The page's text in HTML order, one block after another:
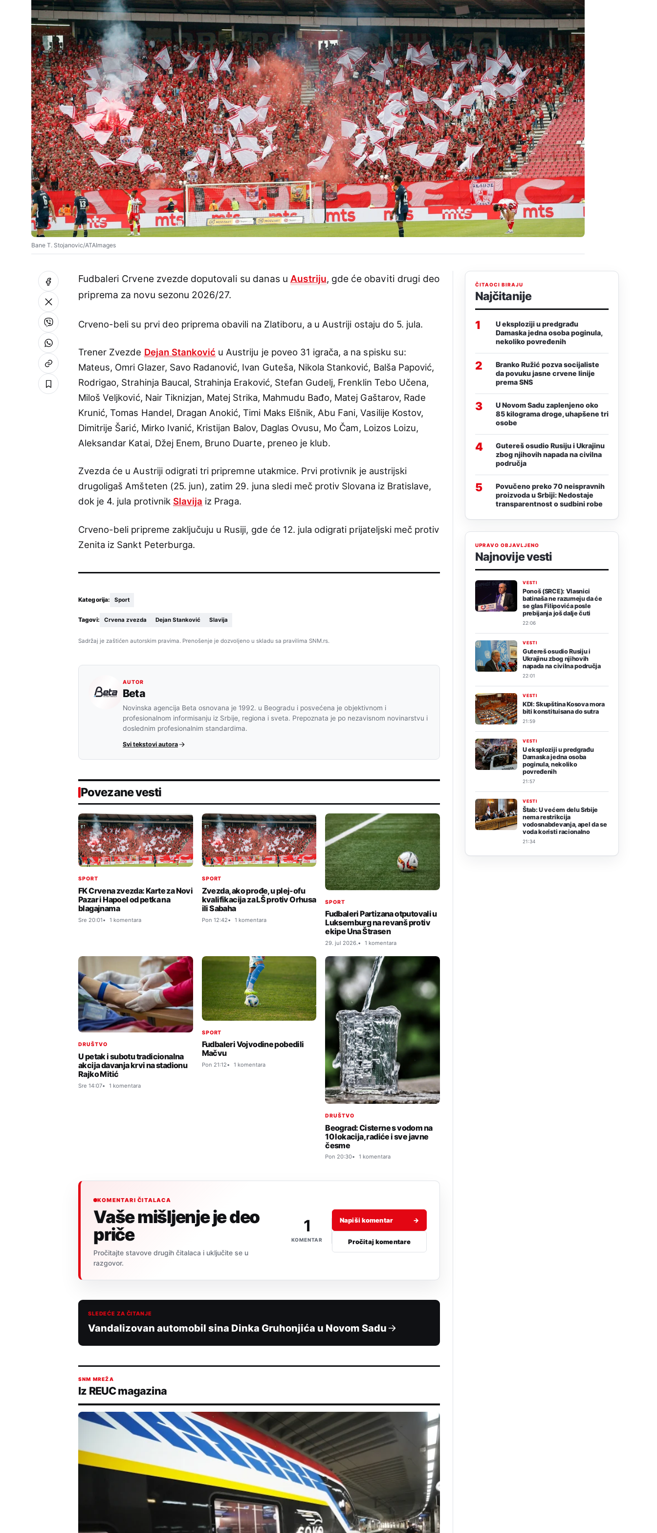
Bane T. Stojanovic/ATAImages
Fudbaleri Crvene zvezde doputovali su danas u Austriju, gde će obaviti drugi deo
priprema za novu sezonu 2026/27.
Crveno-beli su prvi deo priprema obavili na Zlatiboru, a u Austriji ostaju do 5. jula.
Trener Zvezde Dejan Stanković u Austriju je poveo 31 igrača, a na spisku su:
Mateus, Omri Glazer, Savo Radanović, Ivan Guteša, Nikola Stanković, Balša Papović,
Rodrigao, Strahinja Baucal, Strahinja Eraković, Stefan Gudelj, Frenklin Tebo Učena,
Miloš Veljković, Nair Tiknizjan, Matej Strika, Mahmudu Bađo, Matej Gaštarov, Rade
Krunić, Tomas Handel, Dragan Anokić, Timi Maks Elšnik, Abu Fani, Vasilije Kostov,
Dimitrije Šarić, Mirko Ivanić, Kristijan Balov, Daglas Ovusu, Mo Čam, Loizos Loizu,
Aleksandar Katai, Džej Enem, Bruno Duarte, preneo je klub.
Zvezda će u Austriji odigrati tri pripremne utakmice. Prvi protivnik je austrijski
drugoligaš Amšteten (25. jun), zatim 29. juna sledi meč protiv Slovana iz Bratislave,
dok je 4. jula protivnik Slavija iz Praga.
Crveno-beli pripreme zaključuju u Rusiji, gde će 12. jula odigrati prijateljski meč protiv
Zenita iz Sankt Peterburga.
Kategorija: Sport
Tagovi: Crvena zvezda Dejan Stanković Slavija
Sadržaj je zaštićen autorskim pravima. Prenošenje je dozvoljeno u skladu sa pravilima SNM.rs.
AUTOR
Beta
Novinska agencija Beta osnovana je 1992. u Beogradu i posvećena je objektivnom i
profesionalnom informisanju iz Srbije, regiona i sveta. Prepoznata je po nezavisnom novinarstvu i
doslednim profesionalnim standardima.
Svi tekstovi autora
Povezane vesti
SPORT
FK Crvena zvezda: Karte za Novi
Pazar i Hapoel od petka na
blagajnama
Sre 20:01 1 komentara
SPORT
Zvezda, ako prođe, u plej-ofu
kvalifikacija za LŠ protiv Orhusa
ili Sabaha
Pon 12:42 1 komentara
SPORT
Fudbaleri Partizana otputovali u
Luksemburg na revanš protiv
ekipe Una Štrasen
29. jul 2026. 1 komentara
DRUŠTVO
U petak i subotu tradicionalna
akcija davanja krvi na stadionu
Rajko Mitić
Sre 14:07 1 komentara
SPORT
Fudbaleri Vojvodine pobedili
Mačvu
Pon 21:12 1 komentara
DRUŠTVO
Beograd: Cisterne s vodom na
10 lokacija, radiće i sve javne
česme
Pon 20:30 1 komentara
KOMENTARI ČITALACA
Vaše mišljenje je deo
priče
Pročitajte stavove drugih čitalaca i uključite se u
razgovor.
1
KOMENTAR
Napiši komentar →
Pročitaj komentare
SLEDEĆE ZA ČITANJE
Vandalizovan automobil sina Dinka Gruhonjića u Novom Sadu
SNM MREŽA
Iz REUC magazina
ČITAOCI BIRAJU
Najčitanije
1
U eksploziji u predgrađu
Damaska jedna osoba poginula,
nekoliko povređenih
2
Branko Ružić pozva socijaliste
da povuku jasne crvene linije
prema SNS
3
U Novom Sadu zaplenjeno oko
85 kilograma droge, uhapšene tri
osobe
4
Gutereš osudio Rusiju i Ukrajinu
zbog njihovih napada na civilna
područja
5
Povučeno preko 70 neispravnih
proizvoda u Srbiji: Nedostaje
transparentnost o sudbini robe
UPRAVO OBJAVLJENO
Najnovije vesti
VESTI
Ponoš (SRCE): Vlasnici
batinaša ne razumeju da će
se glas Filipovića posle
prebijanja još dalje čuti
22:06
VESTI
Gutereš osudio Rusiju i
Ukrajinu zbog njihovih
napada na civilna područja
22:01
VESTI
KDI: Skupština Kosova mora
biti konstituisana do sutra
21:59
VESTI
U eksploziji u predgrađu
Damaska jedna osoba
poginula, nekoliko
povređenih
21:57
VESTI
Štab: U većem delu Srbije
nema restrikcija
vodosnabdevanja, apel da se
voda koristi racionalno
21:34